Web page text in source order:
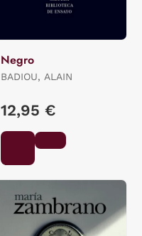
Negro
BADIOU, ALAIN
12,95 €